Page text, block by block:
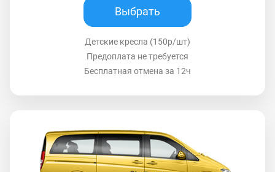
Выбрать
Детские кресла (150р/шт)
Предоплата не требуется
Бесплатная отмена за 12ч